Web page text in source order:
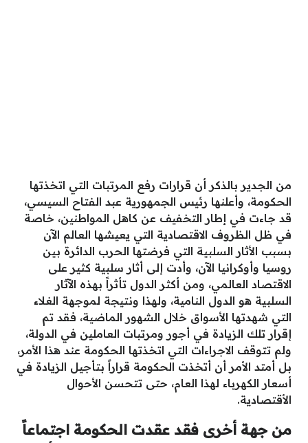
من الجدير بالذكر أن قرارات رفع المرتبات التي اتخذتها
الحكومة، وأعلنها رئيس الجمهورية عبد الفتاح السيسي،
قد جاءت في إطار التخفيف عن كاهل المواطنين، خاصة
في ظل الظروف الاقتصادية التي يعيشها العالم الآن
بسبب الأثار السلبية التي فرضتها الحرب الدائرة بين
روسيا وأوكرانيا الآن، وأدت إلى أثار سلبية كثير على
الاقتصاد العالمي، ومن أكثر الدول تأثراً بهذه الآثار
السلبية هو الدول النامية، ولهذا ونتيجة لموجهة الغلاء
التي شهدتها الأسواق خلال الشهور الماضية، فقد تم
إقرار تلك الزيادة في أجور ومرتبات العاملين في الدولة،
ولم تتوقف الاجراءات التي اتخذتها الحكومة عند هذا الأمر،
بل أمتد الأمر أن أتخذت الحكومة قراراً بتأجيل الزيادة في
أسعار الكهرباء لهذا العام، حتى تتحسن الأحوال
الأقتصادية.
من جهة أخرى فقد عقدت الحكومة اجتماعاً